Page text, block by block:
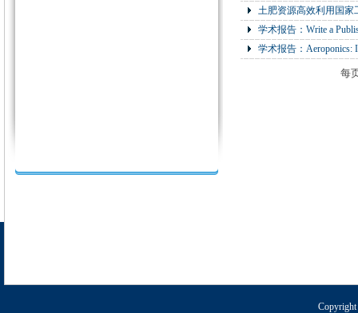
土肥资源高效利用国家
学术报告：Write a
学术报告：Aeroponics:
每